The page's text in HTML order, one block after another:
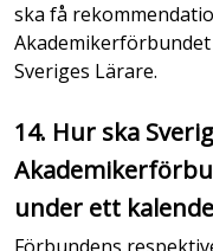
ska få
Akademikerförbundet
Sveriges Lärare.
14. Hur ska
under ett